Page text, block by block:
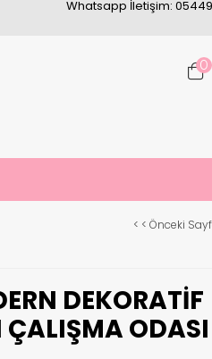
Whatsapp İletişim:
0
< < Önceki
DEKORATIF
ÇALIŞMA ODASI